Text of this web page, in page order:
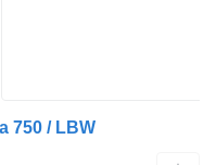
750 / LBW